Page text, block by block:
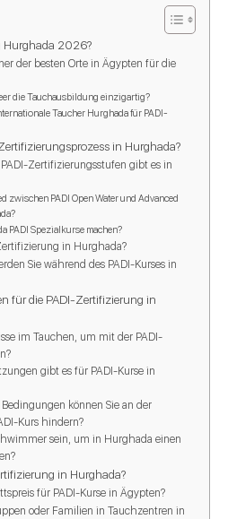
Hurghada 2026?
der besten Orte in Ägypten für die
die Tauchausbildung einzigartig?
Taucher Hurghada für PADI-
in Hurghada?
Zertifizierungsstufen gibt es in
zwischen PADI Open Water und Advanced
PADI Spezialkurse machen?
in Hurghada?
Sie während des PADI-Kurses in
für die PADI-Zertifizierung in
im Tauchen, um mit der PADI-
gibt es für PADI-Kurse in
können Sie an der
Kurs hindern?
sein, um in Hurghada einen
in Hurghada?
für PADI-Kurse in Ägypten?
oder Familien in Tauchzentren in